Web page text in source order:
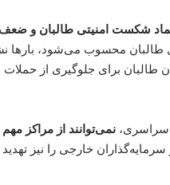
شکست امنیتی طالبان و
محسوب می‌شود، بارها
طالبان برای جلوگیری از
سراسری، نمی‌توانند از مراکز
سرمایه‌گذاران خارجی را نیز